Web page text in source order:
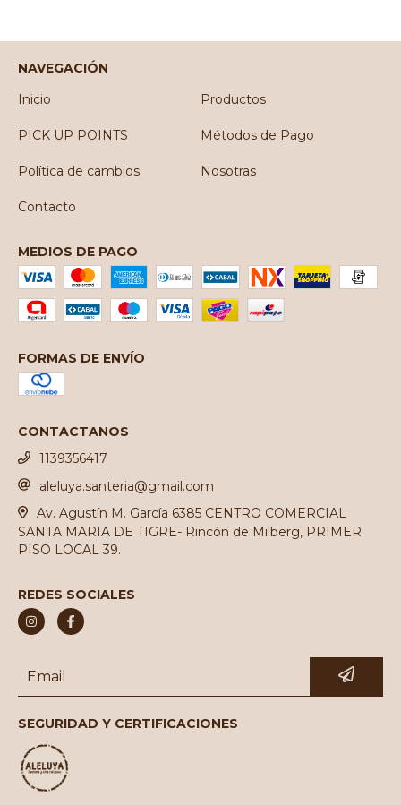
NAVEGACIÓN
Inicio
Productos
PICK UP POINTS Métodos de Pago
Política de cambios Nosotras
Contacto
MEDIOS DE PAGO
FORMAS DE ENVÍO
CONTACTANOS
1139356417
aleluya.santeria@gmail.com
Av. Agustín M. García 6385 CENTRO COMERCIAL
SANTA MARIA DE TIGRE- Rincón de Milberg, PRIMER
PISO LOCAL 39.
REDES SOCIALES
SEGURIDAD Y CERTIFICACIONES